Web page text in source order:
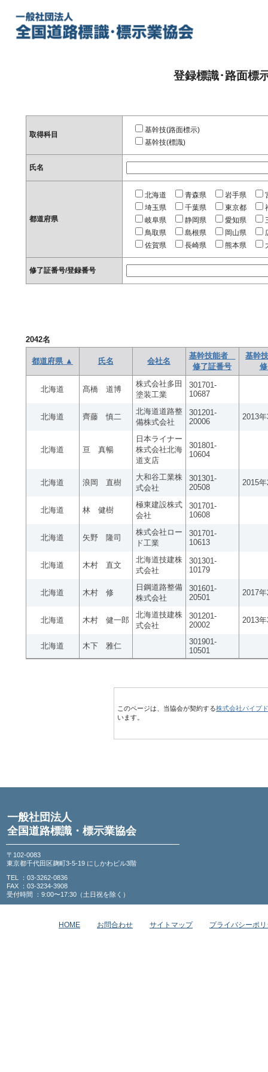
登録標識･路面標
取得科目
基幹技(路面標示)
基幹技(標識)
氏名
都道府県
北海道 青森県 岩手県
埼玉県
千葉県 東京都
岐阜県
静岡県 愛知県
鳥取県
島根県 岡山県
佐賀県
長崎県 熊本県
修了証番号/登録番号
2042名
都道府県 ▲ 氏名 会社名
基幹技能者
修了証番号
基幹
北海道 髙橋 道博
株式会社多田
塗装工業
301701-
10687
北海道 齊藤 慎二
北海道道路整
備株式会社
301201-
20006
2013
北海道 亘 真暢
日本ライナー
株式会社北海
道支店
301801-
10604
北海道 浪岡 直樹
大和谷工業株
式会社
301301-
20508
2015
北海道 林 健樹
極東建設株式
会社
301701-
10608
北海道 矢野 隆司
株式会社ロー
ド工業
301701-
10613
北海道 木村 直文
北海道技建株
式会社
301301-
10179
北海道 木村 修
日鋼道路整備
株式会社
301601-
20501
2017
北海道 木村 健一郎
北海道技建株
式会社
301201-
20002
2013
北海道 木下 雅仁
301901-
10501
このページは、当協会が契約する株式会社パイプ
います。
一般社団法人
全国道路標識・標示業協会
〒102-0083
東京都千代田区麹町3-5-19 にしかわビル3階
TEL ：03-3262-0836
FAX ：03-3234-3908
受付時間 ：9:00〜17:30（土日祝を除く）
HOME お問合わせ サイトマップ プライバシーポ